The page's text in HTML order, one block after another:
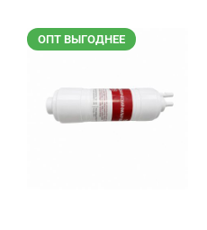
ОПТ ВЫГОДНЕЕ